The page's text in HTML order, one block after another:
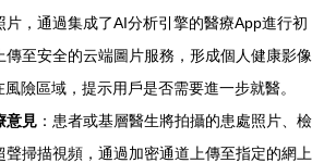
片，通過集成了AI分析引擎的醫療App進行初
至安全的云端圖片服務，形成個人健康影像
險區域，提示用戶是否需要進一步就醫。
意見 ：患者或基層醫生將拍攝的患處照片、檢
掃描視頻，通過加密通道上傳至指定的網上